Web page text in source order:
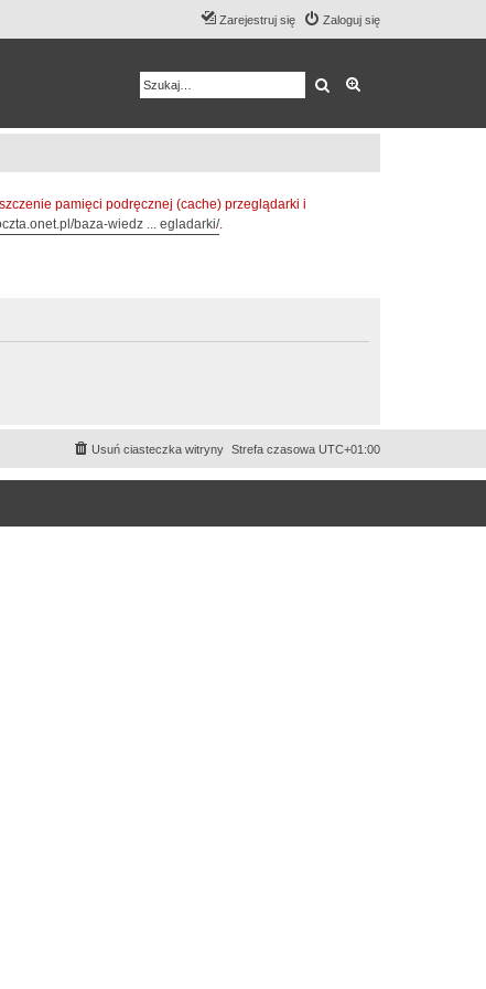
Zaloguj się
Zarejestruj się
Szukaj
pamięci podręcznej (cache) przeglądarki i
baza-wiedz ... egladarki/.
Strefa czasowa UTC+01:00
Usuń ciasteczka witryny